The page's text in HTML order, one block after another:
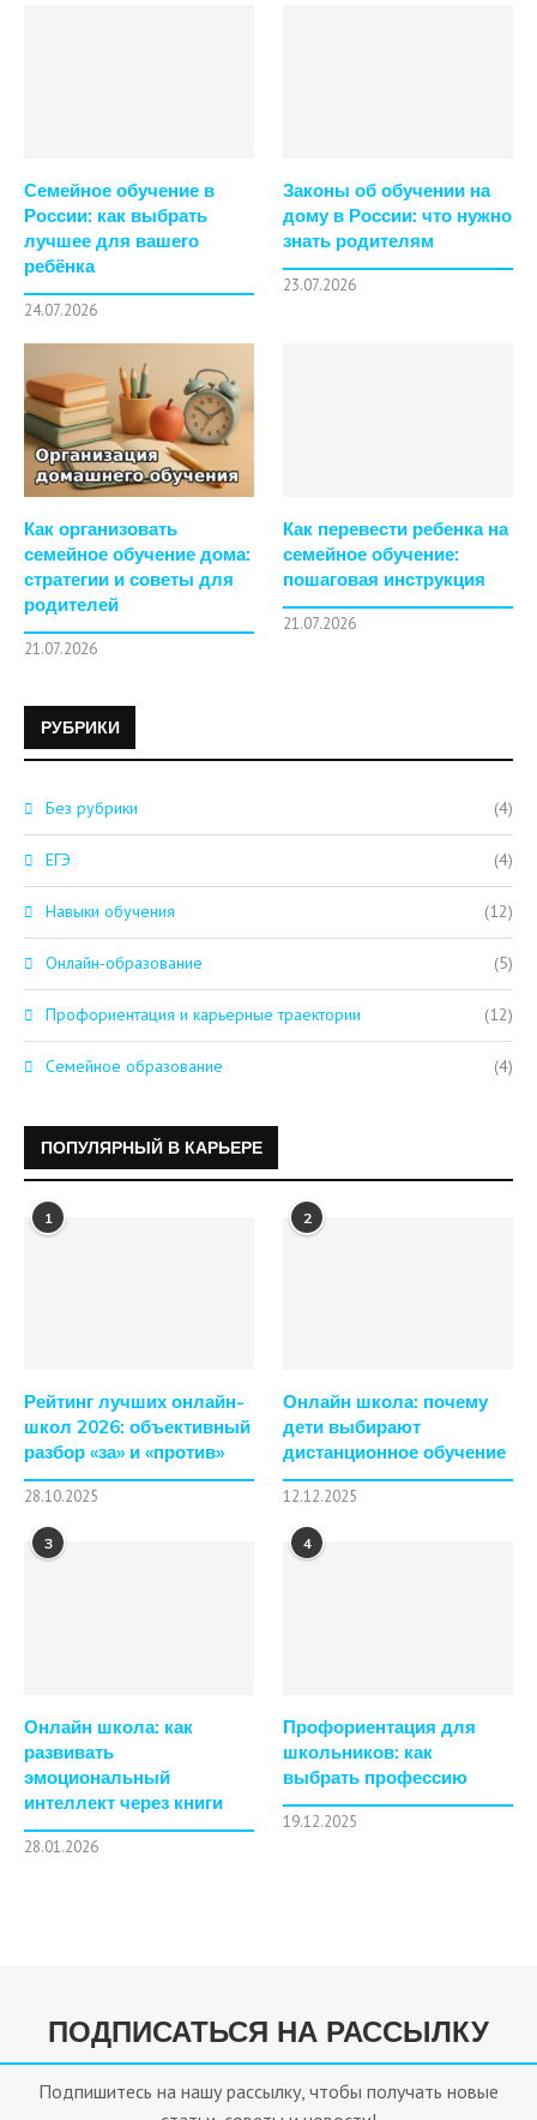
Семейное обучение в
России: как выбрать
лучшее для вашего
ребёнка
24.07.2026
Законы об обучении на
дому в России: что нужно
знать родителям
23.07.2026
Как организовать
семейное обучение дома:
стратегии и советы для
родителей
21.07.2026
Как перевести ребенка на
семейное обучение:
пошаговая инструкция
21.07.2026
РУБРИКИ
Без рубрики (4)
ЕГЭ (4)
Навыки обучения (12)
Онлайн-образование (5)
Профориентация и карьерные траектории (12)
Семейное образование (4)
ПОПУЛЯРНЫЙ В КАРЬЕРЕ
1
Рейтинг лучших онлайн-
школ 2026: объективный
разбор «за» и «против»
28.10.2025
2
Онлайн школа: почему
дети выбирают
дистанционное обучение
12.12.2025
3
Онлайн школа: как
развивать
эмоциональный
интеллект через книги
28.01.2026
4
Профориентация для
школьников: как
выбрать профессию
19.12.2025
ПОДПИСАТЬСЯ НА РАССЫЛКУ
Подпишитесь на нашу рассылку, чтобы получать новые